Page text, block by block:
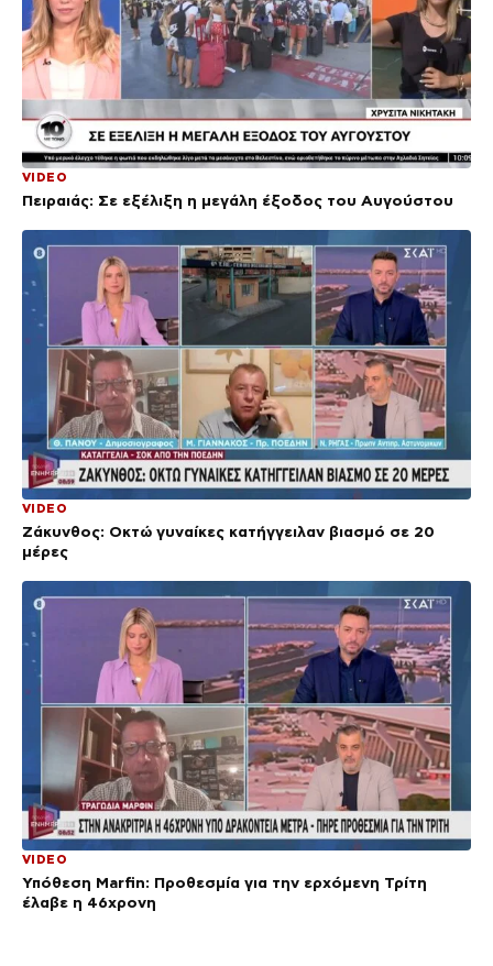
VIDEO
Πειραιάς: Σε εξέλιξη η μεγάλη έξοδος του Αυγούστου
VIDEO
Ζάκυνθος: Οκτώ γυναίκες κατήγγειλαν βιασμό σε 20
μέρες
VIDEO
Υπόθεση Marfin: Προθεσμία για την ερχόμενη Τρίτη
έλαβε η 46χρονη